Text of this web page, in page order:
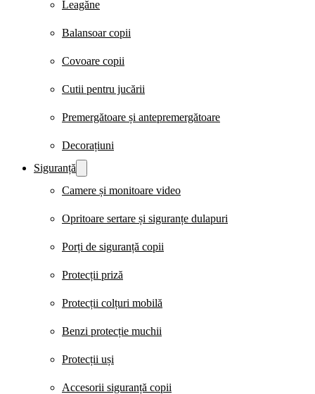
Leagăne
Balansoar copii
Covoare copii
Cutii pentru jucării
Premergătoare și antepremergătoare
Decorațiuni
Siguranță
Camere și monitoare video
Opritoare sertare și siguranțe dulapuri
Porți de siguranță copii
Protecții priză
Protecții colțuri mobilă
Benzi protecție muchii
Protecții uși
Accesorii siguranță copii